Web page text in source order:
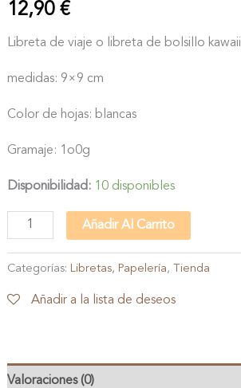
12,90 €
Libreta de viaje o libreta de bolsillo kawaii
medidas: 9×9 cm
Color de hojas: blancas
Gramaje: 1o0g
Disponibilidad: 10 disponibles
Pocket
-
Añadir Al Carrito
Categorías: Libretas, Papelería, Tienda
Añadir a la lista de deseos
Valoraciones (0)